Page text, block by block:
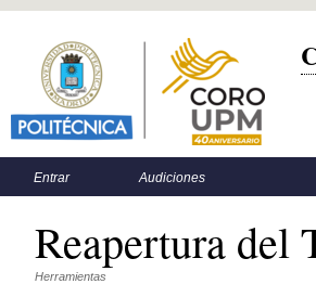
Menú principal
Menú secundario
Entrar Audiciones
Reapertura del
Herramientas